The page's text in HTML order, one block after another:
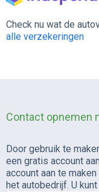
Check nu wat de
alle verzekeringen
Contact opnemen
Door gebruik te
een gratis account
account aan te
het autobedrijf. U